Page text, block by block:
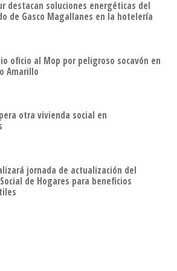
destacan soluciones energéticas del
de Gasco Magallanes en la hotelería
oficio al Mop por peligroso socavón en
Amarillo
otra vivienda social en
jornada de actualización del
de Hogares para beneficios